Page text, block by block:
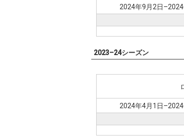
2024年9月2日
2023–24シーズン
2024年4月1日